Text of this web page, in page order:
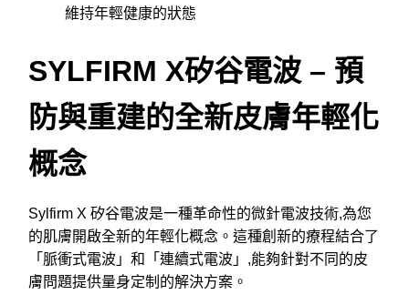
維持年輕健康的狀態
SYLFIRM X矽谷電波 – 預
防與重建的全新皮膚年輕化
概念
Sylfirm X 矽谷電波是一種革命性的微針電波技術,為您
的肌膚開啟全新的年輕化概念。這種創新的療程結合了
「脈衝式電波」和「連續式電波」,能夠針對不同的皮
膚問題提供量身定制的解決方案。